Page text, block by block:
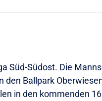
Süd-Südost. Die
den Ballpark
in den kommenden